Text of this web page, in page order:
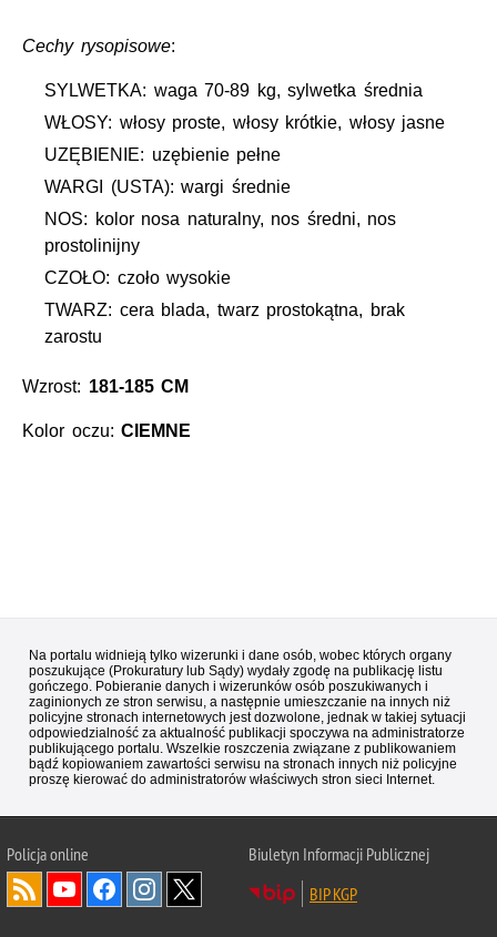
Cechy rysopisowe:
SYLWETKA: waga 70-89 kg, sylwetka średnia
WŁOSY: włosy proste, włosy krótkie, włosy jasne
UZĘBIENIE: uzębienie pełne
WARGI (USTA): wargi średnie
NOS: kolor nosa naturalny, nos średni, nos
prostolinijny
CZOŁO: czoło wysokie
TWARZ: cera blada, twarz prostokątna, brak
zarostu
Wzrost: 181-185 CM
Kolor oczu:CIEMNE
Na portalu widnieją tylko wizerunki i dane osób, wobec których organy
poszukujące (Prokuratury lub Sądy) wydały zgodę na publikację listu
gończego. Pobieranie danych i wizerunków osób poszukiwanych i
zaginionych ze stron serwisu, a następnie umieszczanie na innych niż
policyjne stronach internetowych jest dozwolone, jednak w takiej sytuacji
odpowiedzialność za aktualność publikacji spoczywa na administratorze
publikującego portalu. Wszelkie roszczenia związane z publikowaniem
bądź kopiowaniem zawartości serwisu na stronach innych niż policyjne
proszę kierować do administratorów właściwych stron sieci Internet.
Policjaonline
Biuletyn Informacji Publicznej
BIP KGP